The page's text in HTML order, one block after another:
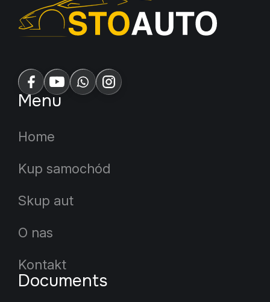
Menu
Home
Kup samochód
Skup aut
O nas
Kontakt
Documents